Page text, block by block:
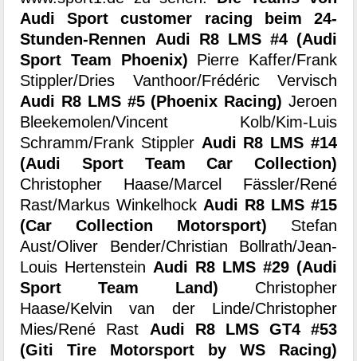
Audi Sport customer racing beim 24-
Stunden-Rennen Audi R8 LMS #4 (Audi
Sport Team Phoenix) Pierre Kaffer/Frank
Stippler/Dries Vanthoor/Frédéric Vervisch
Audi R8 LMS #5 (Phoenix Racing) Jeroen
Bleekemolen/Vincent Kolb/Kim-Luis
Schramm/Frank Stippler Audi R8 LMS #14
(Audi Sport Team Car Collection)
Christopher Haase/Marcel Fässler/René
Rast/Markus WinkelhockAudi R8 LMS #15
(Car Collection Motorsport) Stefan
Aust/Oliver Bender/Christian Bollrath/Jean-
Louis HertensteinAudi R8 LMS #29 (Audi
Sport Team Land) Christopher
Haase/Kelvin van der Linde/Christopher
Mies/René Rast Audi R8 LMS GT4 #53
(Giti Tire Motorsport by WS Racing)